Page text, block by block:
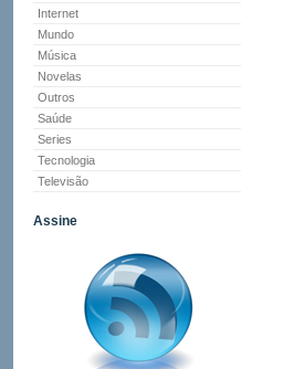
Internet
Mundo
Música
Novelas
Outros
Saúde
Series
Tecnologia
Televisão
Assine